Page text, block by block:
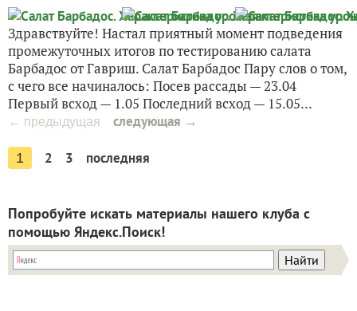
Здравствуйте! Настал приятный момент подведения
промежуточных итогов по тестированию салата
Барбадос от Гавриш. Салат Барбадос Пару слов о том,
с чего все начиналось: Посев рассады — 23.04
Первый всход — 1.05 Последний всход — 15.05...
← предыдущая следующая →
1 2 3 последняя
Попробуйте искать материалы нашего клуба с
помощью Яндекс.Поиск!